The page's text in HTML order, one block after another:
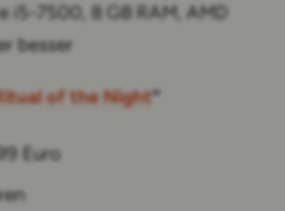
i5-7500, 8 GB RAM, AMD
besser
of the Night“
Euro